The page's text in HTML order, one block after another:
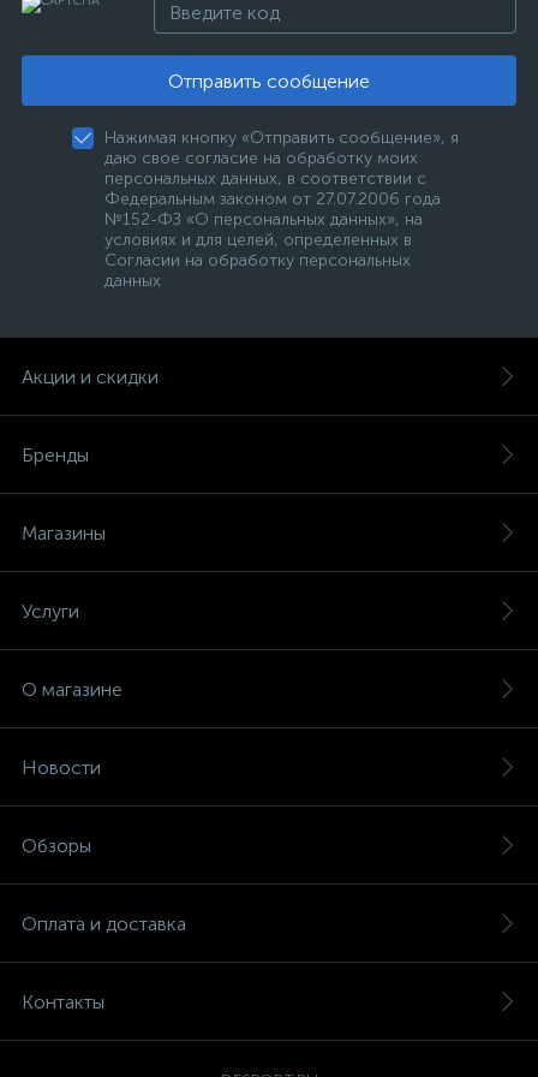
Отправить сообщение
Нажимая кнопку «Отправить сообщение», я
даю свое согласие на обработку моих
персональных данных, в соответствии с
Федеральным законом от 27.07.2006 года
№152-ФЗ «О персональных данных», на
условиях и для целей, определенных в
Согласии на обработку персональных
данных
Акции и скидки
Бренды
Магазины
Услуги
О магазине
Новости
Обзоры
Оплата и доставка
Контакты